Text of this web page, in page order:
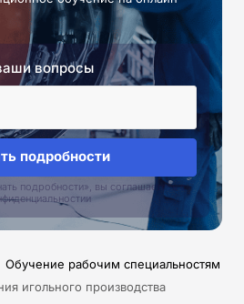
вопросы
подробности
подробности», вы соглашаетесь с
Обучение рабочим специальностям
игольного производства